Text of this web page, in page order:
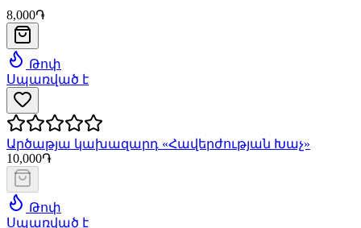
8,000֏
Թոփ
Սպառված է
Արծաթյա կախազարդ «Հավերժության Խաչ»
10,000֏
Թոփ
Սպառված է